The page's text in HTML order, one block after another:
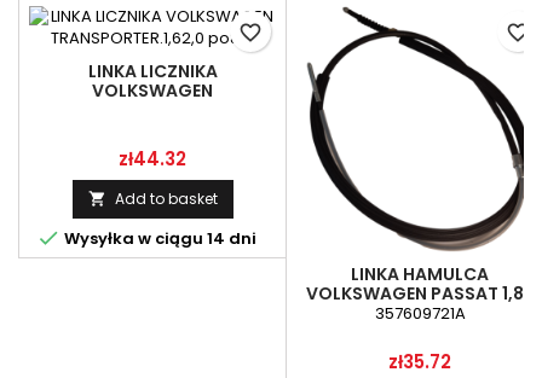
LINKA LICZNIKA
VOLKSWAGEN
Price
zł44.32
 Add to basket
 Wysyłka w ciągu 14 dni
favorite_border
LINKA HAMULCA
VOLKSWAGEN PASSAT 1,8-
2,0 88.-93 R.
357609721A
Price
zł35.72
favorite_border